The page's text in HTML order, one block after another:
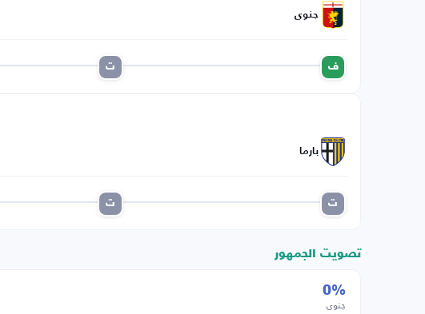
جنوى
ف ت
بارما
ت ت
تصويت الجمهور
0%
جنوى